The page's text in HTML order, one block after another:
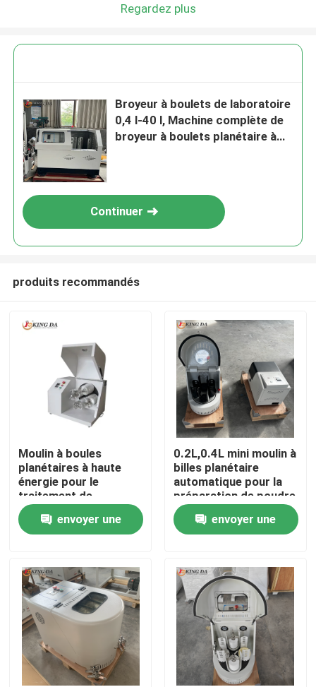
Aperçu
Produits
A propos de nous
Regardez plus
Broyeur à boulets de laboratoire
0,4 l-40 l, Machine complète de
broyeur à boulets planétaire à
Continuer
produits recommandés
Moulin à boules
planétaires à haute
énergie pour le
traitement de
matériaux de
laboratoire de
broyage à la poudre
envoyer une
0.2L,0.4L mini moulin à
billes planétaire
automatique pour la
préparation de poudre
nano recherche
avancée de matériaux
envoyer une